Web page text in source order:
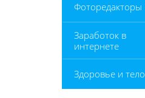
Фоторедакторы
Заработок в
интернете
Здоровье и тело